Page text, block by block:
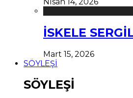
İSKELE
Mart 15, 2026
SÖYLEŞİ
SÖYLEŞİ